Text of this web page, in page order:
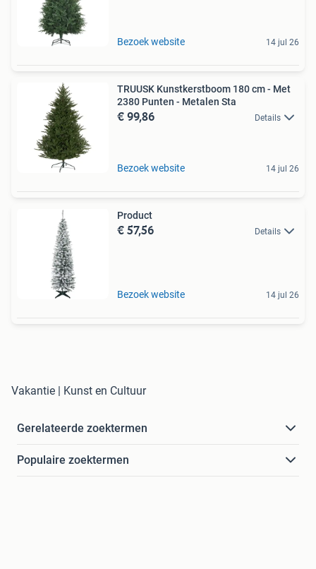
Bezoek website 14 jul 26
TRUUSK Kunstkerstboom 180 cm - Met
2380 Punten - Metalen Sta
€ 99,86 Details
Bezoek website 14 jul 26
Product
€ 57,56 Details
Bezoek website 14 jul 26
Vakantie | Kunst en Cultuur
Gerelateerde zoektermen
Populaire zoektermen